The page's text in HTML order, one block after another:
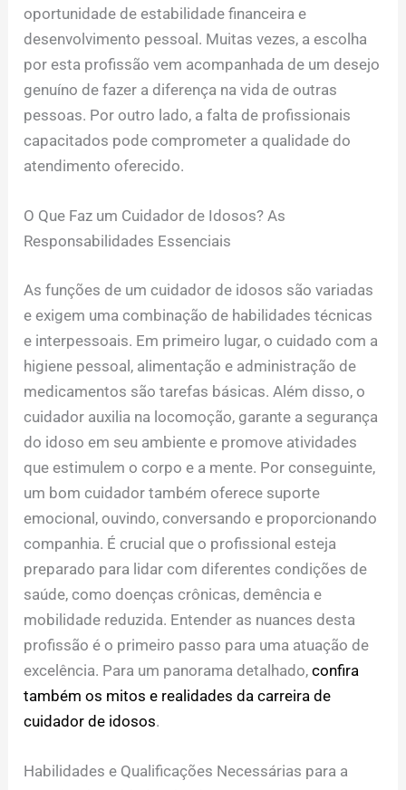
oportunidade de estabilidade financeira e
desenvolvimento pessoal. Muitas vezes, a escolha
por esta profissão vem acompanhada de um desejo
genuíno de fazer a diferença na vida de outras
pessoas. Por outro lado, a falta de profissionais
capacitados pode comprometer a qualidade do
atendimento oferecido.
O Que Faz um Cuidador de Idosos? As
Responsabilidades Essenciais
As funções de um cuidador de idosos são variadas
e exigem uma combinação de habilidades técnicas
e interpessoais. Em primeiro lugar, o cuidado com a
higiene pessoal, alimentação e administração de
medicamentos são tarefas básicas. Além disso, o
cuidador auxilia na locomoção, garante a segurança
do idoso em seu ambiente e promove atividades
que estimulem o corpo e a mente. Por conseguinte,
um bom cuidador também oferece suporte
emocional, ouvindo, conversando e proporcionando
companhia. É crucial que o profissional esteja
preparado para lidar com diferentes condições de
saúde, como doenças crônicas, demência e
mobilidade reduzida. Entender as nuances desta
profissão é o primeiro passo para uma atuação de
excelência. Para um panorama detalhado,confira
também os mitos e realidades da carreira de
cuidador de idosos.
Habilidades e Qualificações Necessárias para a